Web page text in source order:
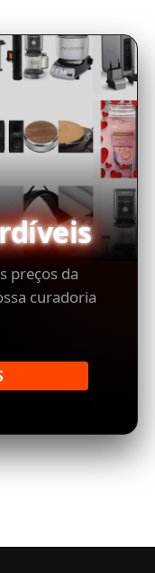
preços da
curadoria